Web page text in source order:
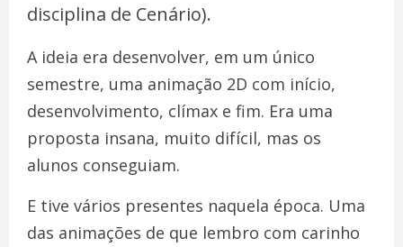
disciplina de Cenário).
A ideia era desenvolver, em um único
semestre, uma animação 2D com início,
desenvolvimento, clímax e fim. Era uma
proposta insana, muito difícil, mas os
alunos conseguiam.
E tive vários presentes naquela época. Uma
das animações de que lembro com carinho